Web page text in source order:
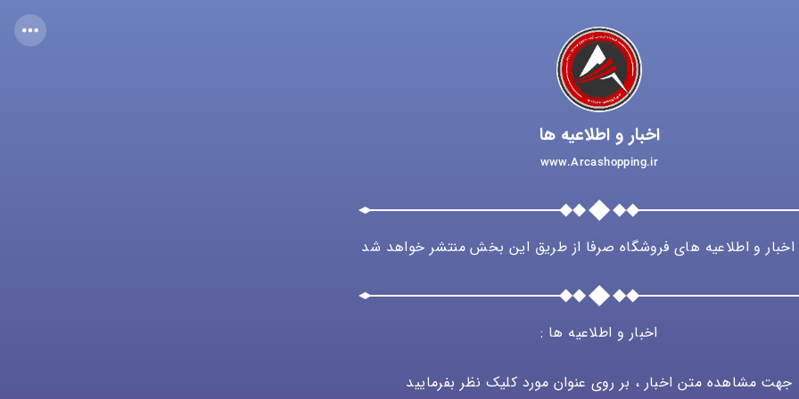
اخبار و اطلاعیه ها
www.Arcashopping.ir
و اطلاعیه های فروشگاه صرفا از طریق این بخش منتشر خواهد شد
اخبار و اطلاعیه ها :
جهت مشاهده متن اخبار ، بر روی عنوان مورد کلیک نظر بفرمایید